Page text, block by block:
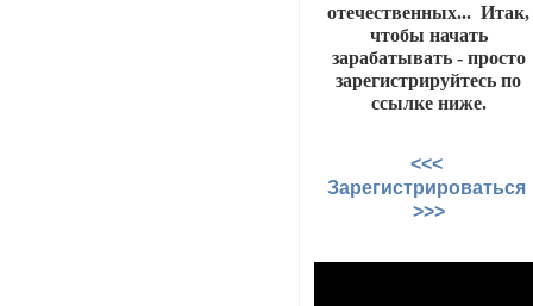
отечественных... Итак,
чтобы начать
зарабатывать - просто
зарегистрируйтесь по
ссылке ниже.
<<<
Зарегистрироваться
>>>